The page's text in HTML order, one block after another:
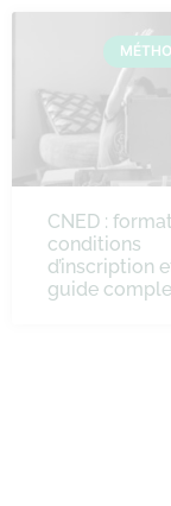
CNED :
conditions
d’inscription
guide